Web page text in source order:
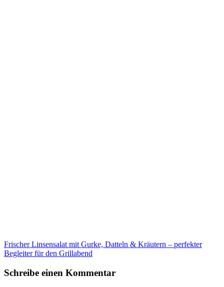
Frischer Linsensalat mit Gurke, Datteln & Kräutern – perfekter
Begleiter für den Grillabend
Schreibe einen Kommentar